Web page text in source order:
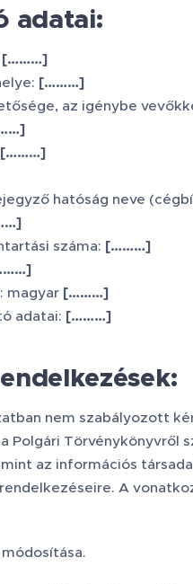
adatai:
[………]
[………]
az igénybe
[………]
hatóság neve
száma: [………]
magyar [………]
adatai: [………]
nem szabályozott
Polgári Törvénykönyvről
az információs
A
módosítása.